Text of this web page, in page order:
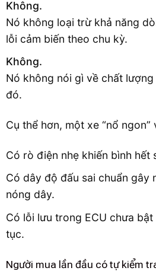
Không.
Nó không loại trừ khả năng
lỗi cảm biến theo chu kỳ.
Không.
Nó không nói gì về chất
đó.
Cụ thể hơn, một xe “nổ ngon”
Có rò điện nhẹ khiến bình hết
Có dây độ đấu sai chuẩn gây
nóng dây.
Có lỗi lưu trong ECU chưa
tục.
Người mua lần đầu có tự kiểm